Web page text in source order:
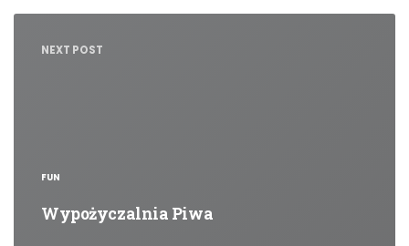
NEXT POST
FUN
Wypożyczalnia Piwa